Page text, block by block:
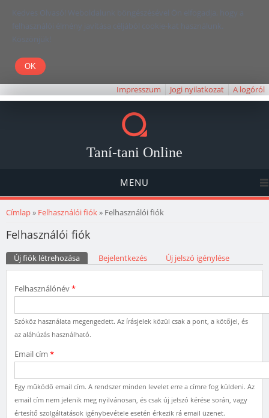
Kedves Olvasó! Weboldalunk böngészésével Ön elfogadja, hogy a
felhasználói élmény javítása céljából cookie-kat használunk.
Köszönjük!
Impresszum Jogi nyilatkozat A logóról
Taní-tani Online
MENU
Jelenlegi hely
Címlap» Felhasználói fiók» Felhasználói fiók
Felhasználói fiók
Elsődleges fülek
Új fiók létrehozása (aktív fül)Bejelentkezés Új jelszó igénylése
Felhasználónév*
Szóköz használata megengedett. Az írásjelek közül csak a pont, a kötőjel, és
az aláhúzás használható.
Email cím *
Egy működő email cím. A rendszer minden levelet erre a címre fog küldeni. Az
email cím nem jelenik meg nyilvánosan, és csak új jelszó kérése során, vagy
értesítő szolgáltatások igénybevétele esetén érkezik rá email üzenet.